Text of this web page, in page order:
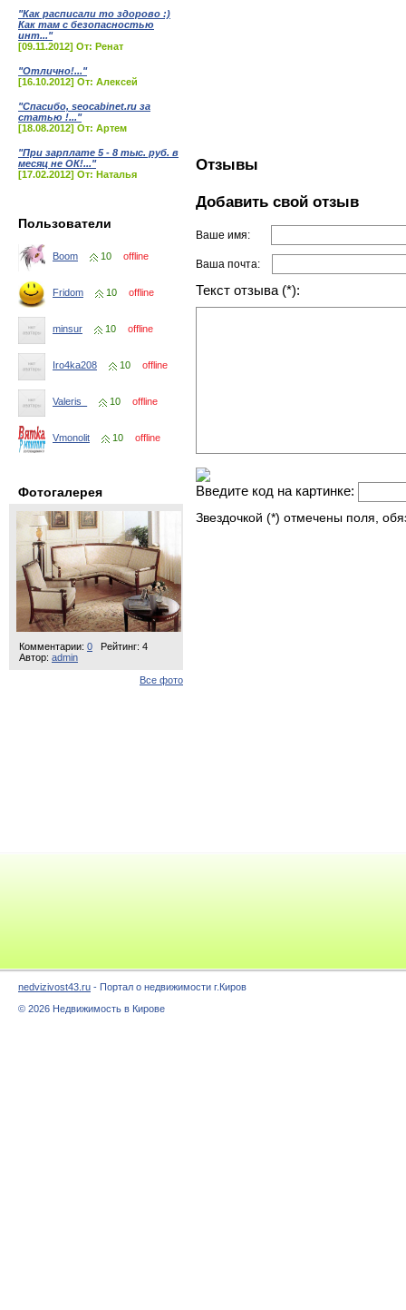
"Как расписали то здорово :)
Как там с безопасностью
инт..."
[09.11.2012] От: Ренат
"Отлично!..."
[16.10.2012] От: Алексей
"Спасибо, seocabinet.ru за
статью !..."
[18.08.2012] От: Артем
"При зарплате 5 - 8 тыс. руб. в
месяц не ОК!..."
[17.02.2012] От: Наталья
Пользователи
Boom 10 offline
Fridom 10 offline
minsur 10 offline
Iro4ka208 10 offline
Valeris_ 10 offline
Vmonolit 10 offline
Фотогалерея
Комментарии: 0
Рейтинг: 4
Автор: admin
Все фото
Отзывы
Добавить свой отзыв
Ваше имя:
Ваша почта:
Текст отзыва (*):
Введите код на картинке:
Звездочкой (*) отмечены поля,
nedvizivost43.ru - Портал о недвижимости г.Киров
© 2026 Недвижимость в Кирове